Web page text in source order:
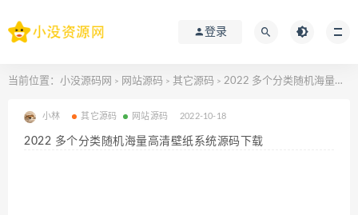
登录
当前位置： 小没源码网 > 网站源码 > 其它源码 > 2022 多个分类随机海量高清壁纸系统源码下载
小林 其它源码 网站源码 2022-10-18
2022 多个分类随机海量高清壁纸系统源码下载